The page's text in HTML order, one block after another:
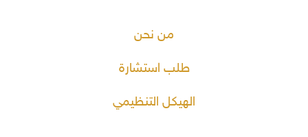
من نحن
طلب استشارة
الهيكل التنظيمي